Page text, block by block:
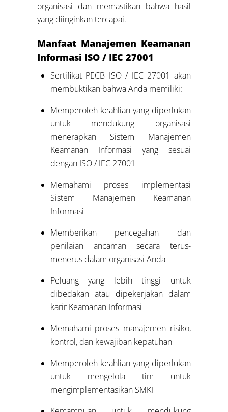
organisasi dan memastikan bahwa hasil
yang diinginkan tercapai.
Manfaat Manajemen Keamanan
Informasi ISO / IEC 27001
Sertifikat PECB ISO / IEC 27001 akan
membuktikan bahwa Anda memiliki:
Memperoleh keahlian yang diperlukan
untuk mendukung organisasi
menerapkan Sistem Manajemen
Keamanan Informasi yang sesuai
dengan ISO / IEC 27001
Memahami proses implementasi
Sistem Manajemen Keamanan
Informasi
Memberikan pencegahan dan
penilaian ancaman secara terus-
menerus dalam organisasi Anda
Peluang yang lebih tinggi untuk
dibedakan atau dipekerjakan dalam
karir Keamanan Informasi
Memahami proses manajemen risiko,
kontrol, dan kewajiban kepatuhan
Memperoleh keahlian yang diperlukan
untuk mengelola tim untuk
mengimplementasikan SMKI